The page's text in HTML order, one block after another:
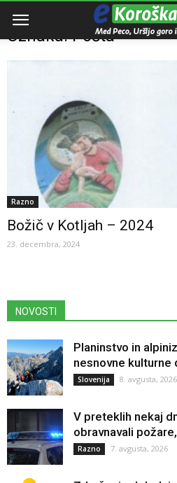
Domov Pošta
Oznaka: Pošta
Razno
Božič v Kotljah – 2024
23. decembra, 2024
NOVOSTI
Planinstvo in
nesnovne kulturne
Slovenija 8. avgusta, 2026
V preteklih nekaj
obravnavali
Razno 7. avgusta, 2026